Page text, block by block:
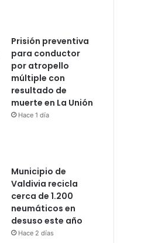
Prisión preventiva
para conductor
por atropello
múltiple con
resultado de
muerte en La Unión
Hace 1 día
Municipio de
Valdivia recicla
cerca de 1.200
neumáticos en
desuso este año
Hace 2 días